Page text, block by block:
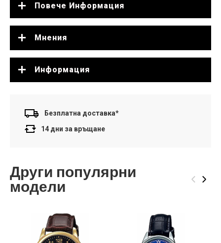
Повече Информация
Мнения
Информация
Безплатна доставка*
14 дни за връщане
Други популярни
модели ‹ ›